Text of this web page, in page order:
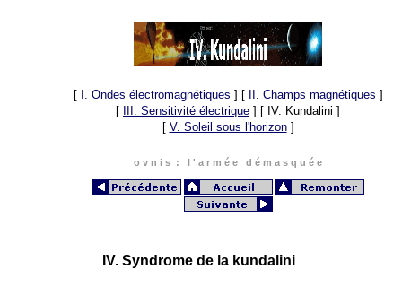
[ I. Ondes électromagnétiques ] [ II. Champs magnétiques ]
[
III. Sensitivité électrique ] [ IV. Kundalini ]
[ V. Soleil sous l'horizon]
o v n i s : l ' a r m é e d é m a s q u é e
IV. Syndrome de la kundalini